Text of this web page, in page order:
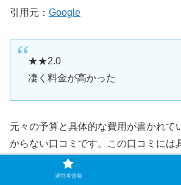
引用元： Google
★★2.0
凄く料金が高かった
元々の予算と具体的な費用が書かれて
からない口コミです。この口コミには
が含まれていませんが、医療サービス
念は一般的です。高額と感じるかどう
運営者情報